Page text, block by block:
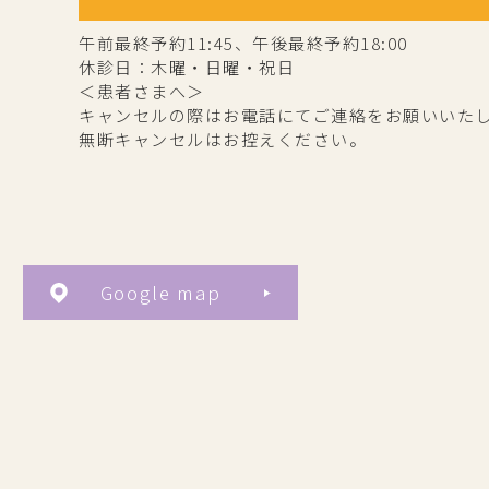
午前最終予約11:45、午後最終予約18:00
休診日：木曜・日曜・祝日
＜患者さまへ＞
キャンセルの際はお電話にてご連絡をお願いいた
無断キャンセルはお控えください。
Google map